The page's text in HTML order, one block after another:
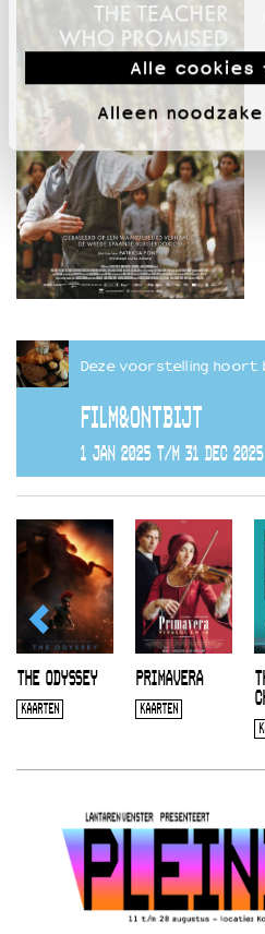
Alle
Alleen
Deze voorstelling hoort
FILM&ONTBIJT
1 JAN 2025 T/M 31 DEC 2025
THE ODYSSEY
KAARTEN
PRIMAVERA
KAARTEN